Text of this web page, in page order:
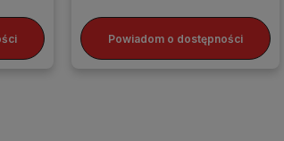
Powiadom o dostępności